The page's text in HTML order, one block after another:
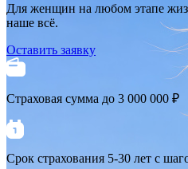
Для женщин на любом этапе
наше всё.
Оставить заявку
Страховая сумма до 3 000 000 ₽
Срок страхования 5-30 лет с